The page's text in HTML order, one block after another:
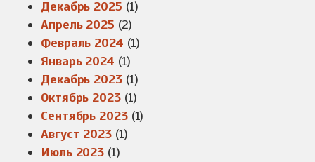
Декабрь 2025 (1)
Апрель 2025 (2)
Февраль 2024 (1)
Январь 2024 (1)
Декабрь 2023(1)
Октябрь 2023(1)
Сентябрь 2023(1)
Август 2023(1)
Июль 2023 (1)